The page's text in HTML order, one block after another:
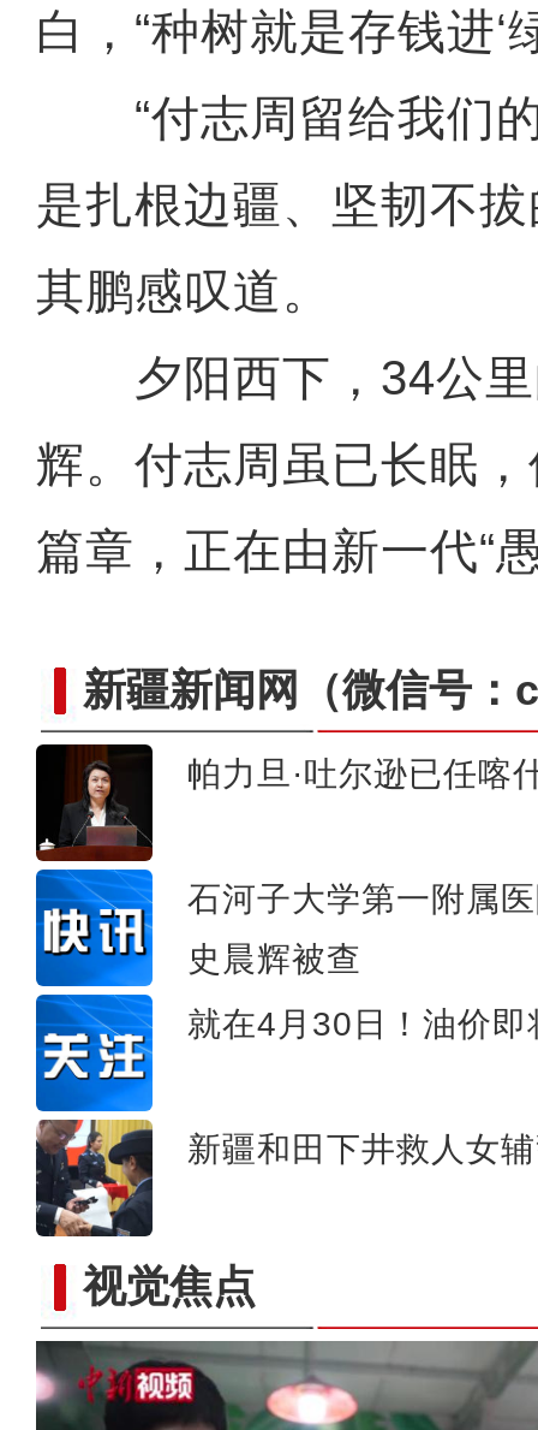
白，“种树就是存钱进‘
“付志周留给我们的
是扎根边疆、坚韧不
其鹏感叹道。
夕阳西下，34公里
辉。付志周虽已长眠
篇章，正在由新一代“
新疆新闻网 （微信号
帕力旦·吐尔逊已任喀
石河子大学第一附属
史晨辉被查
就在4月30日！油价
新疆和田下井救人女
视觉焦点乌鲁木齐市600名小学生手